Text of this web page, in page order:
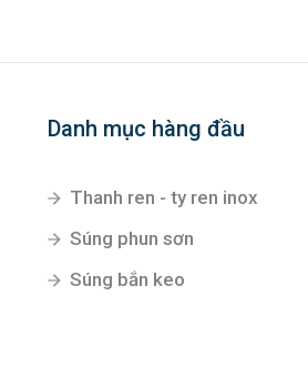
Danh mục hàng đầu
Thanh ren - ty ren inox
Súng phun sơn
Súng bắn keo